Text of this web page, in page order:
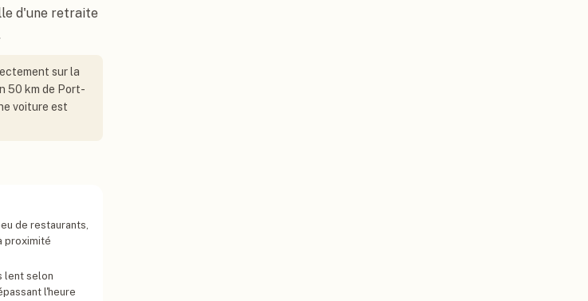
d'une retraite
sur la
50 km de Port-
voiture est
de restaurants,
proximité
lent selon
l'heure